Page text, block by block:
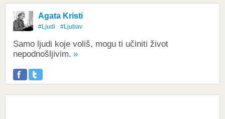
Agata Kristi
#Ljudi #Ljubav
Samo ljudi koje voliš, mogu ti učiniti život
nepodnošljivim.